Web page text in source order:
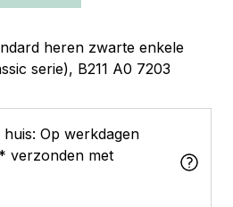
heren zwarte enkele
serie), B211 A0 7203
Op werkdagen
verzonden met